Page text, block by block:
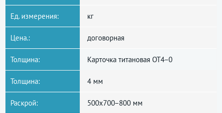
Ед. измерения: кг
Цена.: договорная
Толщина: Карточка титановая ОТ4−0
Толщина: 4 мм
Раскрой: 500x700−800 мм